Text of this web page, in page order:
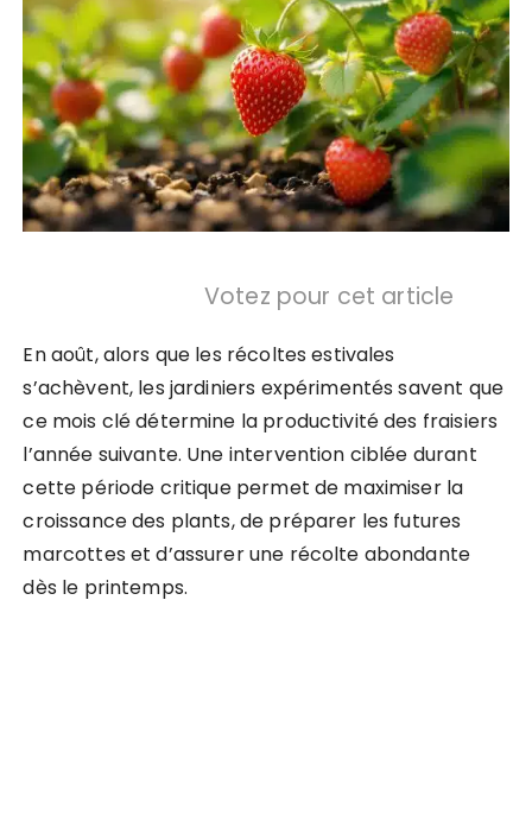
Votez pour cet article
En août, alors que les récoltes estivales
s’achèvent, les jardiniers expérimentés savent que
ce mois clé détermine la productivité des fraisiers
l’année suivante. Une intervention ciblée durant
cette période critique permet de maximiser la
croissance des plants, de préparer les futures
marcottes et d’assurer une récolte abondante
dès le printemps.